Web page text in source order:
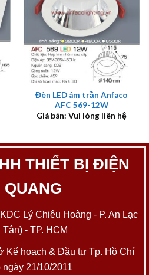
Đèn LED âm trần Anfaco
AFC 569-12W
Giá bán: Vui lòng liên hệ
THIẾT BỊ ĐIỆN
QUANG
Lý Chiêu Hoàng - P. An Lạc
Tân) - TP. HCM
Kế hoạch & Đầu tư Tp. Hồ Chí
ngày 21/10/2011